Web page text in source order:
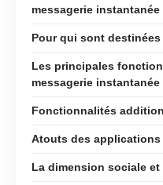
messagerie instantanée
Pour qui sont
Les principales
messagerie instantanée
Fonctionnalités
Atouts des applications
La dimension sociale